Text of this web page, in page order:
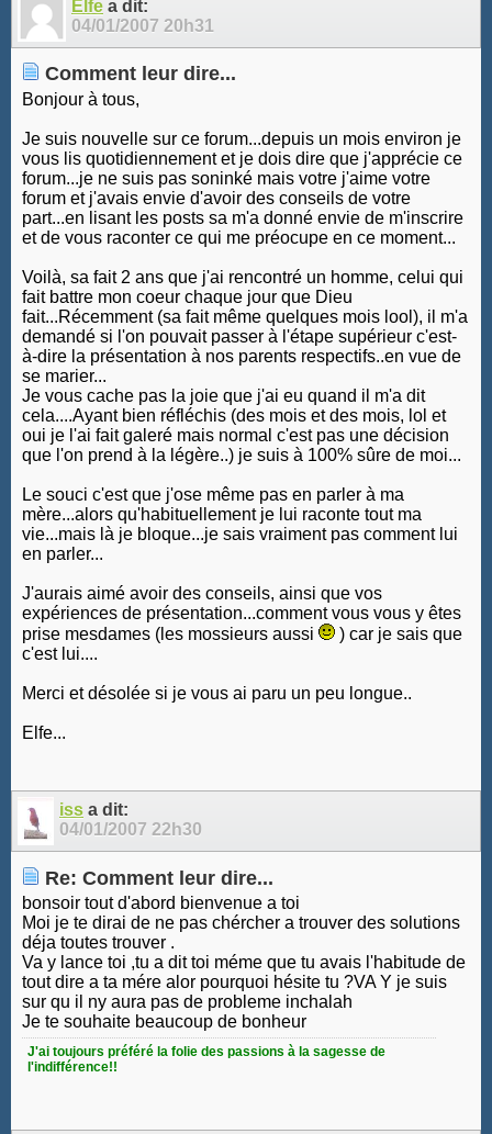
Elfe a dit:
04/01/2007 20h31
Comment leur dire...
Bonjour à tous,
Je suis nouvelle sur ce forum...depuis un mois environ je
vous lis quotidiennement et je dois dire que j'apprécie ce
forum...je ne suis pas soninké mais votre j'aime votre
forum et j'avais envie d'avoir des conseils de votre
part...en lisant les posts sa m'a donné envie de m'inscrire
et de vous raconter ce qui me préocupe en ce moment...
Voilà, sa fait 2 ans que j'ai rencontré un homme, celui qui
fait battre mon coeur chaque jour que Dieu
fait...Récemment (sa fait même quelques mois lool), il m'a
demandé si l'on pouvait passer à l'étape supérieur c'est-
à-dire la présentation à nos parents respectifs..en vue de
se marier...
Je vous cache pas la joie que j'ai eu quand il m'a dit
cela....Ayant bien réfléchis (des mois et des mois, lol et
oui je l'ai fait galeré mais normal c'est pas une décision
que l'on prend à la légère..) je suis à 100% sûre de moi...
Le souci c'est que j'ose même pas en parler à ma
mère...alors qu'habituellement je lui raconte tout ma
vie...mais là je bloque...je sais vraiment pas comment lui
en parler...
J'aurais aimé avoir des conseils, ainsi que vos
expériences de présentation...comment vous vous y êtes
prise mesdames (les mossieurs aussi
) car je sais que
c'est lui....
Merci et désolée si je vous ai paru un peu longue..
Elfe...
iss a dit:
04/01/2007 22h30
Re: Comment leur dire...
bonsoir tout d'abord bienvenue a toi
Moi je te dirai de ne pas chércher a trouver des solutions
déja toutes trouver .
Va y lance toi ,tu a dit toi méme que tu avais l'habitude de
tout dire a ta mére alor pourquoi hésite tu ?VA Y je suis
sur qu il ny aura pas de probleme inchalah
Je te souhaite beaucoup de bonheur
J'ai toujours préféré la folie des passions à la sagesse de
l'indifférence!!